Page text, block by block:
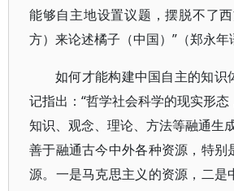
能够自主地设置议题，摆脱不了
方）来论述橘子（中国）”（郑永年
如何才能构建中国自主的知识
记指出：“哲学社会科学的现实形
知识、观念、理论、方法等融通生
善于融通古今中外各种资源，特别
源。一是马克思主义的资源，二是